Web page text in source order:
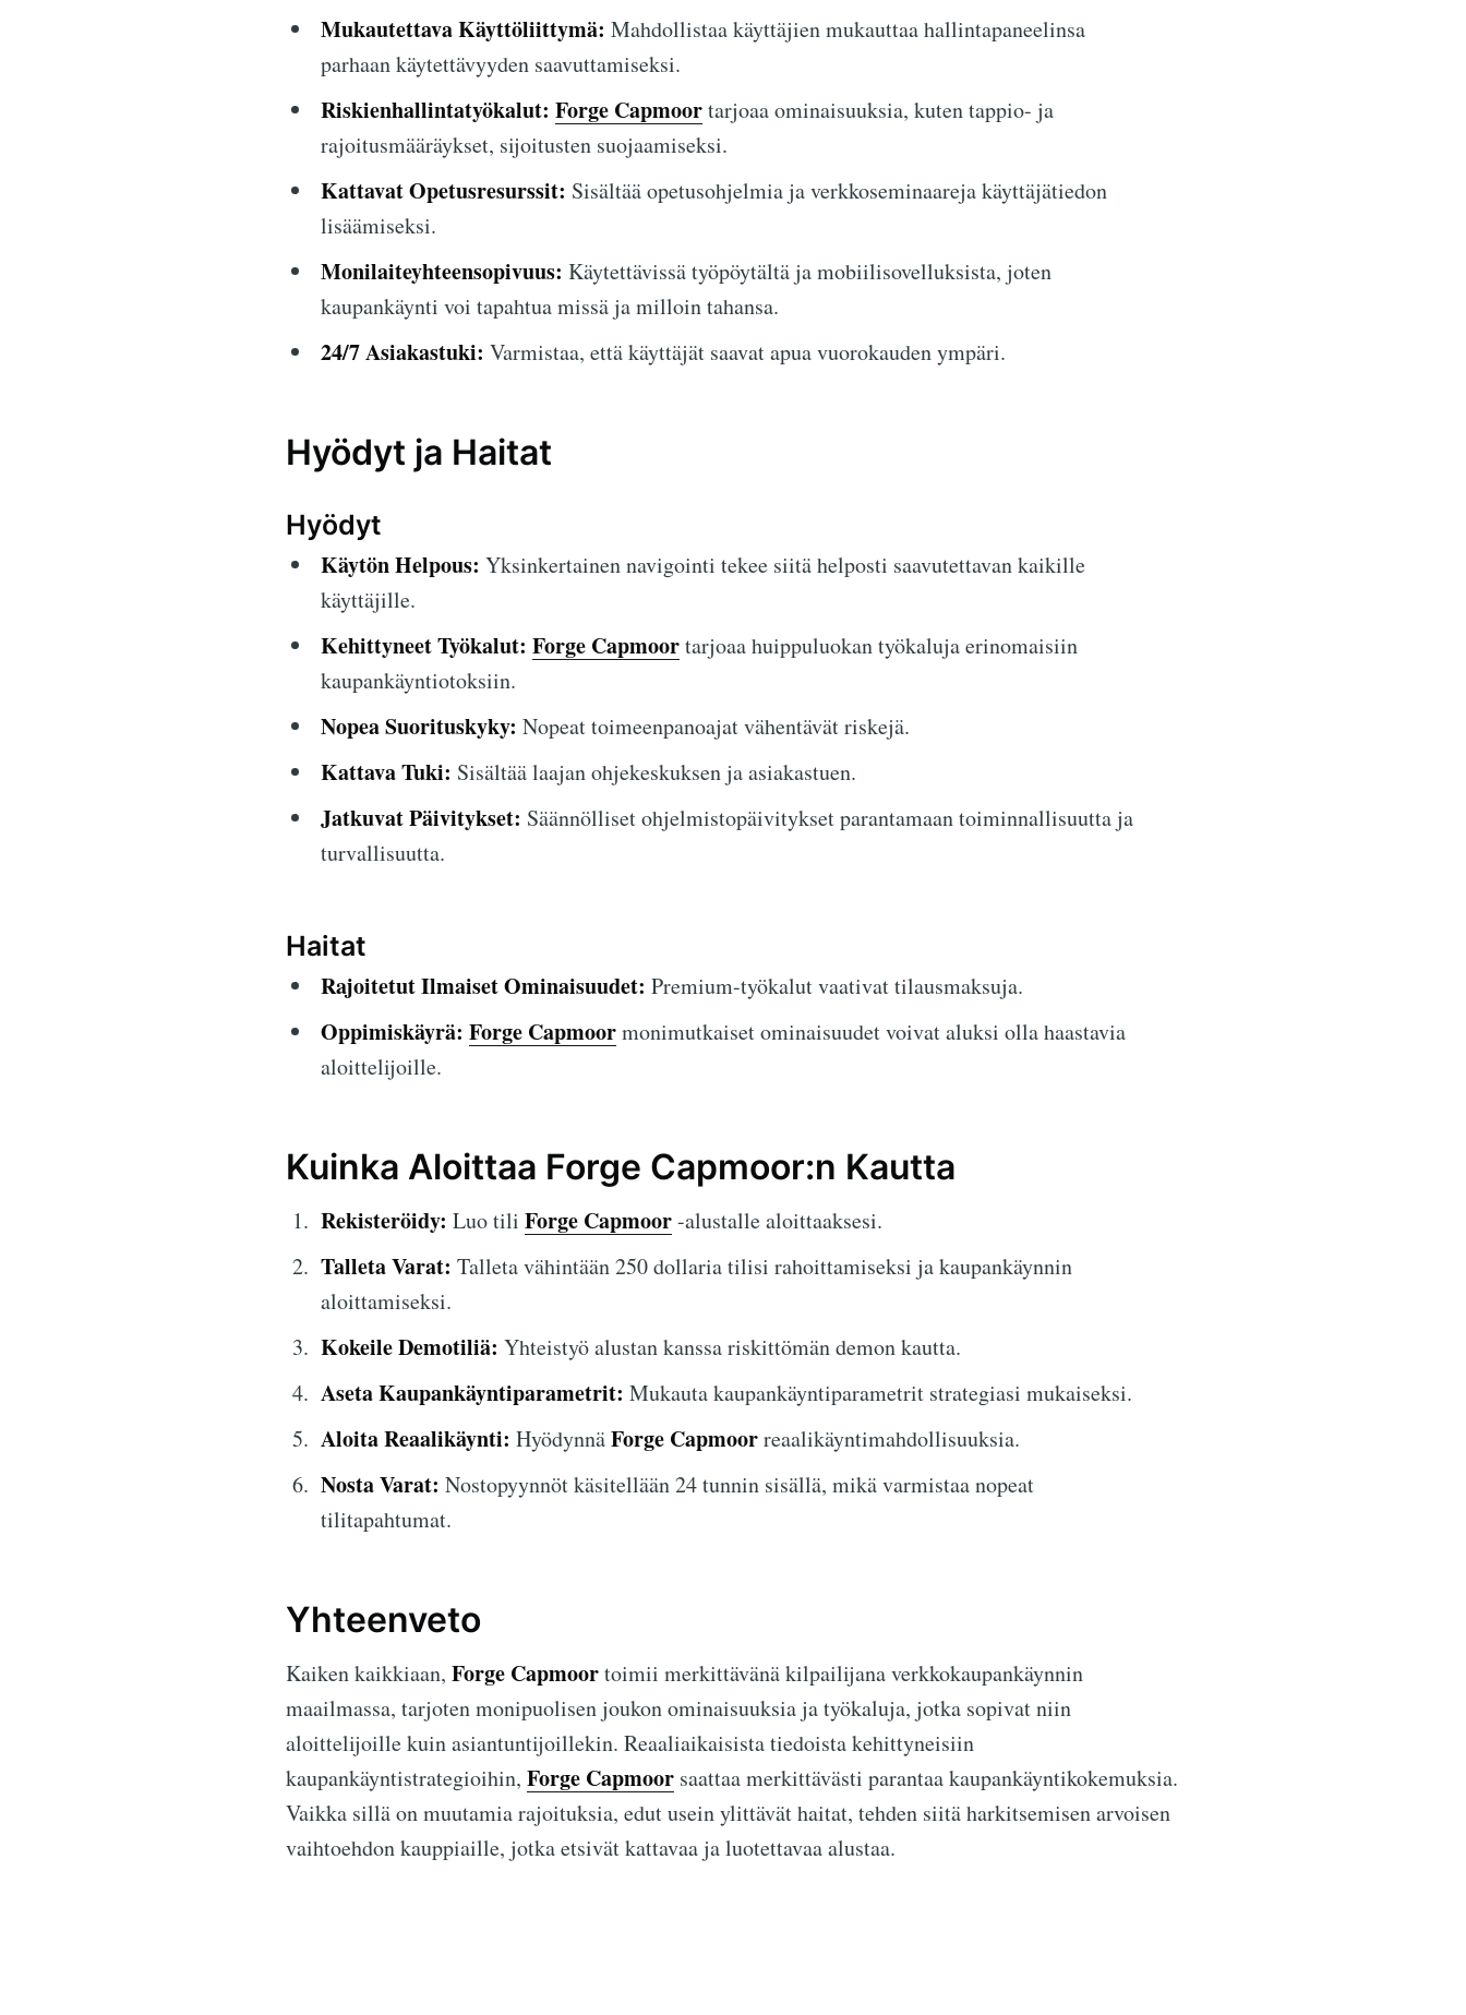
Mukautettava Käyttöliittymä: Mahdollistaa käyttäjien mukauttaa hallintapaneelinsa
parhaan käytettävyyden saavuttamiseksi.
Riskienhallintatyökalut: Forge Capmoortarjoaa ominaisuuksia, kuten tappio- ja
rajoitusmääräykset, sijoitusten suojaamiseksi.
Kattavat Opetusresurssit: Sisältää opetusohjelmia ja verkkoseminaareja käyttäjätiedon
lisäämiseksi.
Monilaiteyhteensopivuus: Käytettävissä työpöytältä ja mobiilisovelluksista, joten
kaupankäynti voi tapahtua missä ja milloin tahansa.
24/7 Asiakastuki: Varmistaa, että käyttäjät saavat apua vuorokauden ympäri.
Hyödyt ja Haitat
Hyödyt
Käytön Helpous: Yksinkertainen navigointi tekee siitä helposti saavutettavan kaikille
käyttäjille.
Kehittyneet Työkalut: Forge Capmoortarjoaa huippuluokan työkaluja erinomaisiin
kaupankäyntiotoksiin.
Nopea Suorituskyky: Nopeat toimeenpanoajat vähentävät riskejä.
Kattava Tuki: Sisältää laajan ohjekeskuksen ja asiakastuen.
Jatkuvat Päivitykset: Säännölliset ohjelmistopäivitykset parantamaan toiminnallisuutta ja
turvallisuutta.
Haitat
Rajoitetut Ilmaiset Ominaisuudet: Premium-työkalut vaativat tilausmaksuja.
Oppimiskäyrä: Forge Capmoormonimutkaiset ominaisuudet voivat aluksi olla haastavia
aloittelijoille.
Kuinka Aloittaa Forge Capmoor:n Kautta
Rekisteröidy: Luo tili Forge Capmoor-alustalle aloittaaksesi.
Talleta Varat: Talleta vähintään 250 dollaria tilisi rahoittamiseksi ja kaupankäynnin
aloittamiseksi.
Kokeile Demotiliä: Yhteistyö alustan kanssa riskittömän demon kautta.
Aseta Kaupankäyntiparametrit: Mukauta kaupankäyntiparametrit strategiasi mukaiseksi.
Aloita Reaalikäynti: HyödynnäForge Capmoorreaalikäyntimahdollisuuksia.
Nosta Varat: Nostopyynnöt käsitellään 24 tunnin sisällä, mikä varmistaa nopeat
tilitapahtumat.
Yhteenveto
Kaiken kaikkiaan, Forge Capmoortoimii merkittävänä kilpailijana verkkokaupankäynnin
maailmassa, tarjoten monipuolisen joukon ominaisuuksia ja työkaluja, jotka sopivat niin
aloittelijoille kuin asiantuntijoillekin. Reaaliaikaisista tiedoista kehittyneisiin
kaupankäyntistrategioihin, Forge Capmoor saattaa merkittävästi parantaa kaupankäyntikokemuksia.
Vaikka sillä on muutamia rajoituksia, edut usein ylittävät haitat, tehden siitä harkitsemisen arvoisen
vaihtoehdon kauppiaille, jotka etsivät kattavaa ja luotettavaa alustaa.